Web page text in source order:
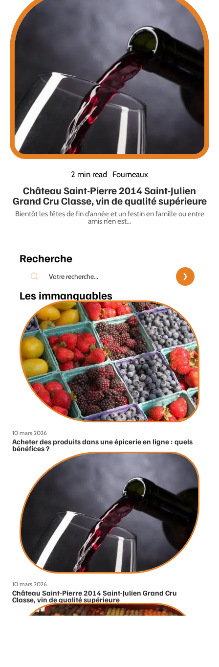
2 min read Fourneaux
Château Saint-Pierre 2014 Saint-Julien
Grand Cru Classe, vin de qualité supérieure
Bientôt les fêtes de fin d’année et un festin en famille ou entre
amis n’en est…
Recherche
Les immanquables
10 mars 2026
Acheter des produits dans une épicerie en ligne : quels
bénéfices ?
10 mars 2026
Château Saint-Pierre 2014 Saint-Julien Grand Cru
Classe, vin de qualité supérieure